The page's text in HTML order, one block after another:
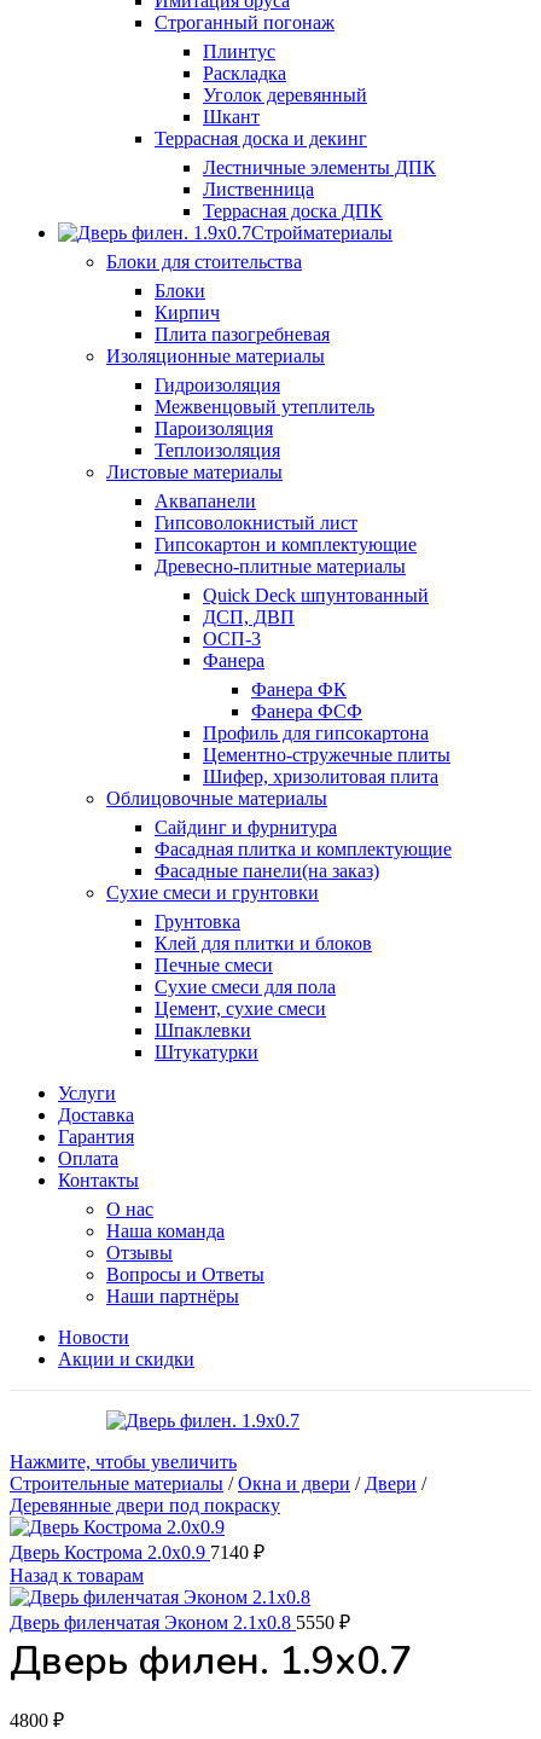
Строганный погонаж
Плинтус
Раскладка
Уголок деревянный
Шкант
Террасная доска и декинг
Лестничные элементы ДПК
Лиственница
Террасная доска ДПК
Стройматериалы
Блоки для стоительства
Блоки
Кирпич
Плита пазогребневая
Изоляционные материалы
Гидроизоляция
Межвенцовый утеплитель
Пароизоляция
Теплоизоляция
Листовые материалы
Аквапанели
Гипсоволокнистый лист
Гипсокартон и комплектующие
Древесно-плитные материалы
Quick Deck шпунтованный
ДСП, ДВП
ОСП-3
Фанера
Фанера ФК
Фанера ФСФ
Профиль для гипсокартона
Цементно-стружечные плиты
Шифер, хризолитовая плита
Облицовочные материалы
Сайдинг и фурнитура
Фасадная плитка и комплектующие
Фасадные панели(на заказ)
Сухие смеси и грунтовки
Грунтовка
Клей для плитки и блоков
Печные смеси
Сухие смеси для пола
Цемент, сухие смеси
Шпаклевки
Штукатурки
Услуги
Доставка
Гарантия
Оплата
Контакты
О нас
Наша команда
Отзывы
Вопросы и Ответы
Наши партнёры
Новости
Акции и скидки
Нажмите, чтобы увеличить
Строительные материалы /Окна и двери / Двери /
Деревянные двери под покраску
Дверь Кострома 2.0х0.9 7140 ₽
Назад к товарам
Дверь филенчатая Эконом 2.1х0.8 5550 ₽
Дверь филен. 1.9х0.7
4800 ₽